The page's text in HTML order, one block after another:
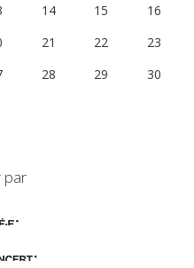
14 15
16
21 22
23
28 29
30
par